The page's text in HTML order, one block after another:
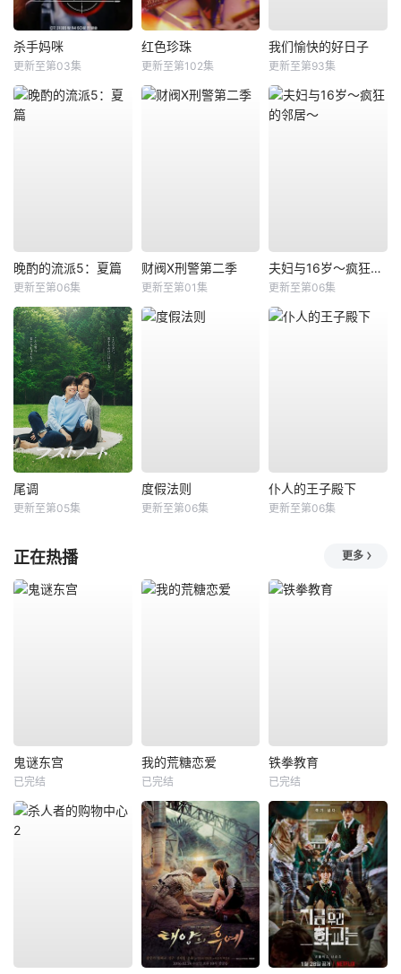
杀手妈咪
更新至第03集
红色珍珠
更新至第102集
我们愉快的好日子
更新至第93集
晚酌的流派5：夏篇
更新至第06集
财阀X刑警第二季
更新至第01集
夫妇与16岁～疯狂的邻居～
更新至第06集
尾调
更新至第05集
度假法则
更新至第06集
仆人的王子殿下
更新至第06集
正在热播 更多
鬼谜东宫
已完结
我的荒糖恋爱
已完结
铁拳教育
已完结